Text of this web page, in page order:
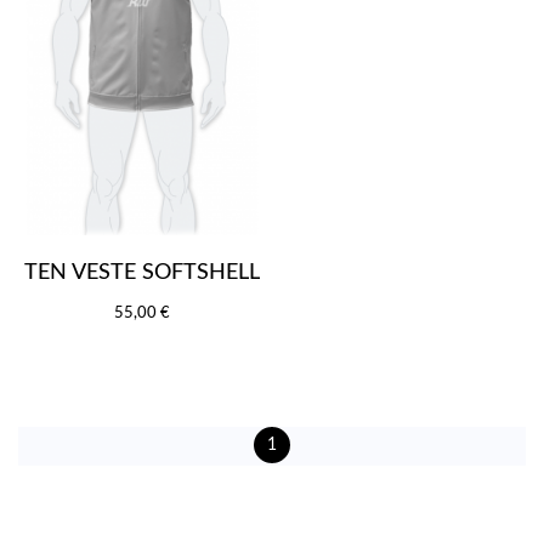
TEN VESTE SOFTSHELL
55,00 €
1